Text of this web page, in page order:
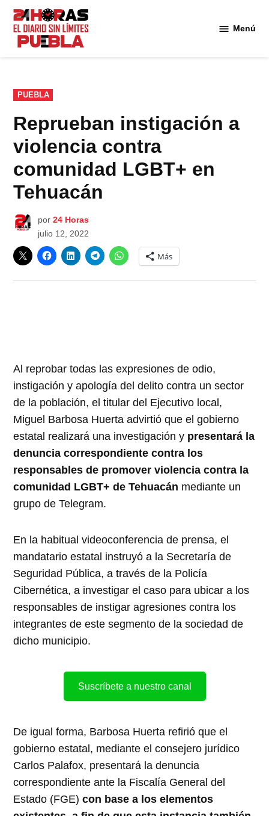
Saltar
contenido
Menú
PUBLICADO
EN
PUEBLA
Reprueban instigación a
violencia contra
comunidad LGBT+ en
Tehuacán
por 24 Horas
julio 12, 2022
Más
Al reprobar todas las expresiones de odio,
instigación y apología del delito contra un sector
de la población, el titular del Ejecutivo local,
Miguel Barbosa Huerta advirtió que el gobierno
estatal realizará una investigación y presentará la
denuncia correspondiente contra los
responsables de promover violencia contra la
comunidad LGBT+ de Tehuacán mediante un
grupo de Telegram.
En la habitual videoconferencia de prensa, el
mandatario estatal instruyó a la Secretaría de
Seguridad Pública, a través de la Policía
Cibernética, a investigar el caso para ubicar a los
responsables de instigar agresiones contra los
integrantes de este segmento de la sociedad de
dicho municipio.
Suscríbete a nuestro canal
De igual forma, Barbosa Huerta refirió que el
gobierno estatal, mediante el consejero jurídico
Carlos Palafox, presentará la denuncia
correspondiente ante la Fiscalía General del
Estado (FGE)con base a los elementos